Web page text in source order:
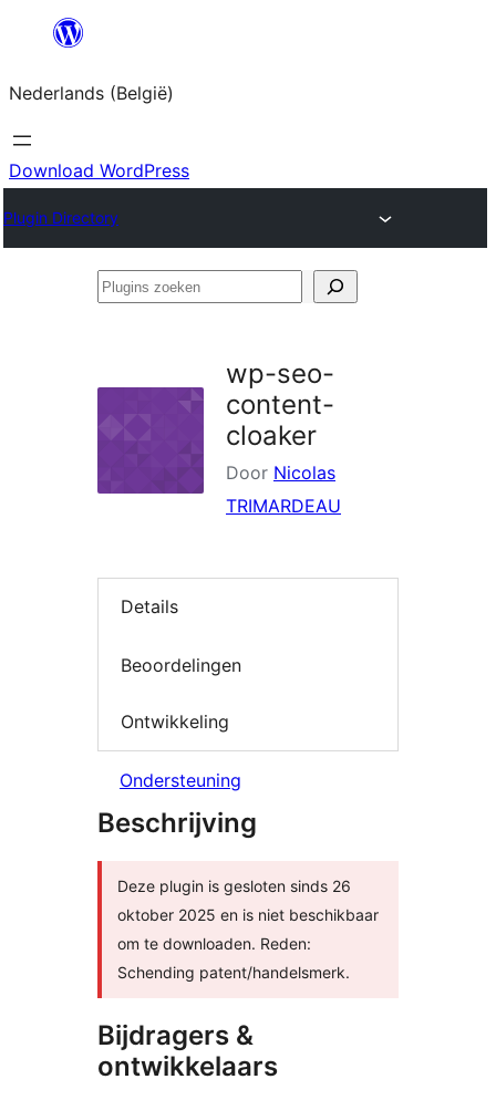
Spring
de
inhoud
Nederlands (België)
Download WordPress
Plugin Directory
Plugins
wp-seo-
content-
cloaker
Door Nicolas
TRIMARDEAU
Details
Beoordelingen
Ontwikkeling
Ondersteuning
Beschrijving
Deze plugin is gesloten sinds 26
oktober 2025 en is niet beschikbaar
om te downloaden. Reden:
Schending patent/handelsmerk.
Bijdragers &
ontwikkelaars